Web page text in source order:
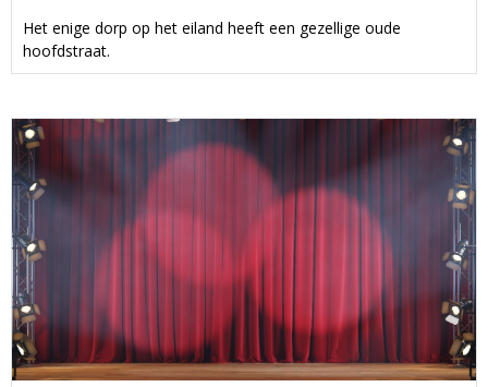
Het enige dorp op het eiland heeft een gezellige oude
hoofdstraat.